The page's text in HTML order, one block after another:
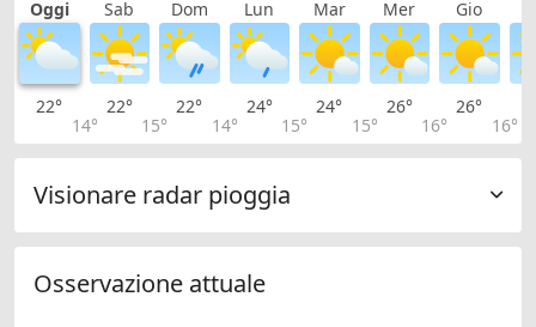
Oggi Sab Dom Lun Mar Mer Gio
22°
14°
22°
15°
22°
14°
24°
15°
24°
15°
26°
16°
26°
16°
Visionare radar pioggia
Osservazione attuale